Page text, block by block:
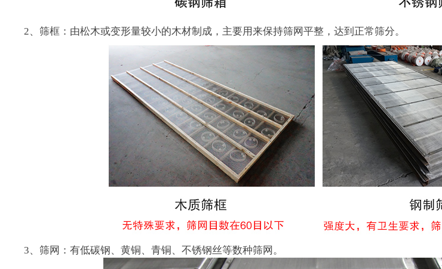
2、筛框：由松木或变形量较小的木材制成，主要用来保持筛网平整，达到正常筛分。
3、筛网：有低碳钢、黄铜、青铜、不锈钢丝等数种筛网。